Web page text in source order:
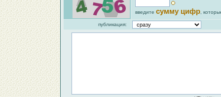
введите сумму цифр ,
публикация: